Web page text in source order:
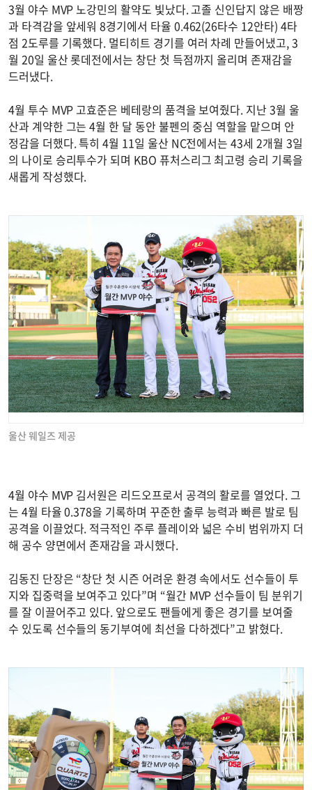
3월 야수 MVP 노강민의 활약도 빛났다. 고졸 신인답지 않은 배짱
과 타격감을 앞세워 8경기에서 타율 0.462(26타수 12안타) 4타
점 2도루를 기록했다. 멀티히트 경기를 여러 차례 만들어냈고, 3
월 20일 울산 롯데전에서는 창단 첫 득점까지 올리며 존재감을
드러냈다.
4월 투수 MVP 고효준은 베테랑의 품격을 보여줬다. 지난 3월 울
산과 계약한 그는 4월 한 달 동안 불펜의 중심 역할을 맡으며 안
정감을 더했다. 특히 4월 11일 울산 NC전에서는 43세 2개월 3일
의 나이로 승리투수가 되며 KBO 퓨처스리그 최고령 승리 기록을
새롭게 작성했다.
울산 웨일즈 제공
4월 야수 MVP 김서원은 리드오프로서 공격의 활로를 열었다. 그
는 4월 타율 0.378을 기록하며 꾸준한 출루 능력과 빠른 발로 팀
공격을 이끌었다. 적극적인 주루 플레이와 넓은 수비 범위까지 더
해 공수 양면에서 존재감을 과시했다.
김동진 단장은 “창단 첫 시즌 어려운 환경 속에서도 선수들이 투
지와 집중력을 보여주고 있다”며 “월간 MVP 선수들이 팀 분위기
를 잘 이끌어주고 있다. 앞으로도 팬들에게 좋은 경기를 보여줄
수 있도록 선수들의 동기부여에 최선을 다하겠다”고 밝혔다.